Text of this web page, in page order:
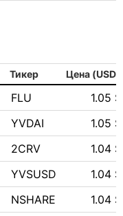
Тикер Цена (USD)
FLU
1.05 $
YVDAI
1.05 $
2CRV
1.04 $
YVSUSD
1.04 $
NSHARE 1.04 $